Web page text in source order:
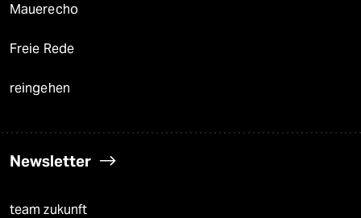
Mauerecho
Freie Rede
reingehen
Newsletter
team zukunft